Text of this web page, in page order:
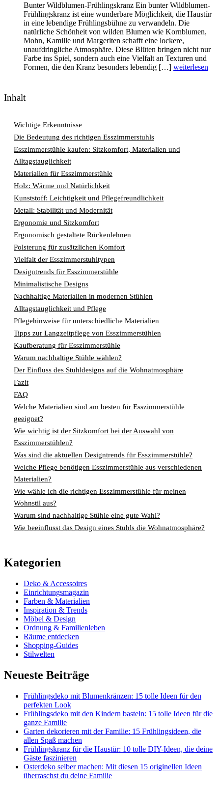
Bunter Wildblumen-Frühlingskranz Ein bunter Wildblumen-
Frühlingskranz ist eine wunderbare Möglichkeit, die Haustür
in eine lebendige Frühlingsbühne zu verwandeln. Die
natürliche Schönheit von wilden Blumen wie Kornblumen,
Mohn, Kamille und Margeriten schafft eine lockere,
unaufdringliche Atmosphäre. Diese Blüten bringen nicht nur
Farbe ins Spiel, sondern auch eine Vielfalt an Texturen und
Formen, die den Kranz besonders lebendig […] weiterlesen
Inhalt
Wichtige Erkenntnisse
Die Bedeutung des richtigen Esszimmerstuhls
Esszimmerstühle kaufen: Sitzkomfort, Materialien und
Alltagstauglichkeit
Materialien für Esszimmerstühle
Holz: Wärme und Natürlichkeit
Kunststoff: Leichtigkeit und Pflegefreundlichkeit
Metall: Stabilität und Modernität
Ergonomie und Sitzkomfort
Ergonomisch gestaltete Rückenlehnen
Polsterung für zusätzlichen Komfort
Vielfalt der Esszimmerstuhltypen
Designtrends für Esszimmerstühle
Minimalistische Designs
Nachhaltige Materialien in modernen Stühlen
Alltagstauglichkeit und Pflege
Pflegehinweise für unterschiedliche Materialien
Tipps zur Langzeitpflege von Esszimmerstühlen
Kaufberatung für Esszimmerstühle
Warum nachhaltige Stühle wählen?
Der Einfluss des Stuhldesigns auf die Wohnatmosphäre
Fazit
FAQ
Welche Materialien sind am besten für Esszimmerstühle
geeignet?
Wie wichtig ist der Sitzkomfort bei der Auswahl von
Esszimmerstühlen?
Was sind die aktuellen Designtrends für Esszimmerstühle?
Welche Pflege benötigen Esszimmerstühle aus verschiedenen
Materialien?
Wie wähle ich die richtigen Esszimmerstühle für meinen
Wohnstil aus?
Warum sind nachhaltige Stühle eine gute Wahl?
Wie beeinflusst das Design eines Stuhls die Wohnatmosphäre?
Kategorien
Deko & Accessoires
Einrichtungsmagazin
Farben & Materialien
Inspiration & Trends
Möbel & Design
Ordnung & Familienleben
Räume entdecken
Shopping-Guides
Stilwelten
Neueste Beiträge
Frühlingsdeko mit Blumenkränzen: 15 tolle Ideen für den
perfekten Look
Frühlingsdeko mit den Kindern basteln: 15 tolle Ideen für die
ganze Familie
Garten dekorieren mit der Familie: 15 Frühlingsideen, die
allen Spaß machen
Frühlingskranz für die Haustür: 10 tolle DIY-Ideen, die deine
Gäste faszinieren
Osterdeko selber machen: Mit diesen 15 originellen Ideen
überraschst du deine Familie